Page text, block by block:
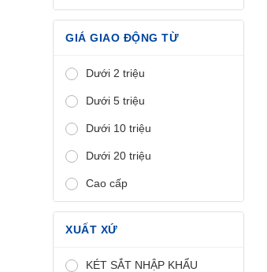
GIÁ GIAO ĐỘNG TỪ
Dưới 2 triệu
Dưới 5 triệu
Dưới 10 triệu
Dưới 20 triệu
Cao cấp
XUẤT XỨ
KÉT SẮT NHẬP KHẨU